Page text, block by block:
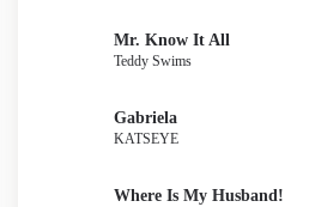
Mr. Know It All
Teddy Swims
Gabriela
KATSEYE
Where Is My Husband!